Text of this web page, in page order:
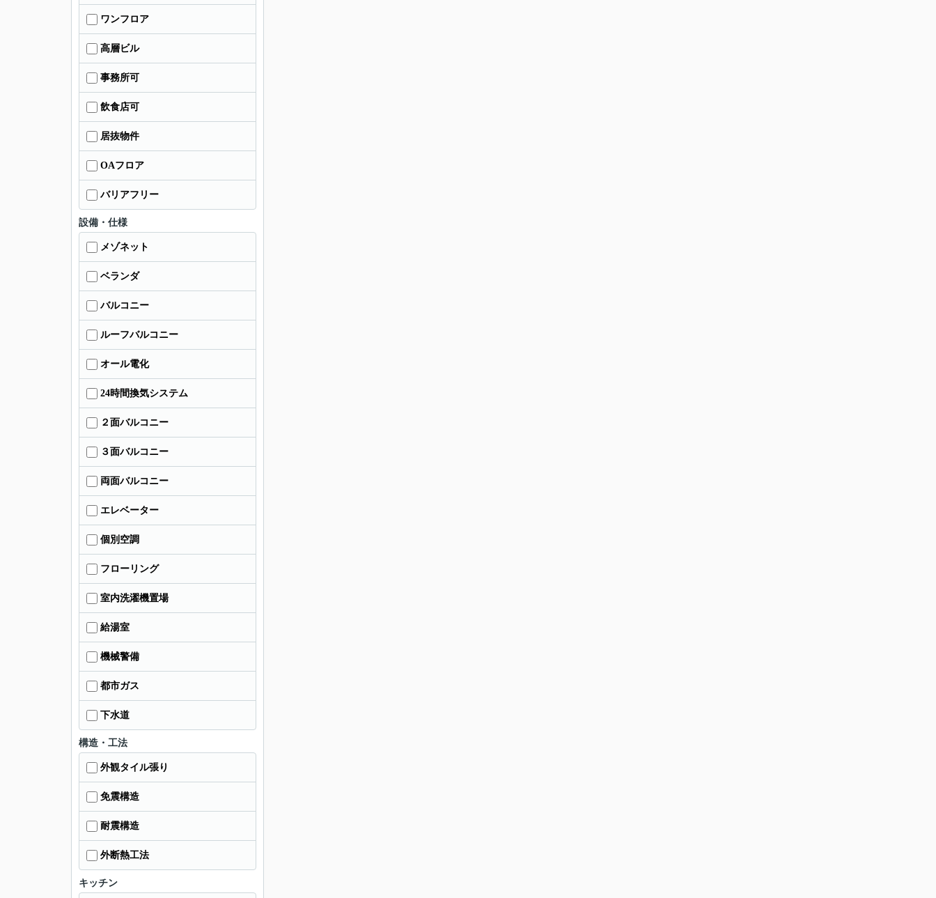
ワンフロア
高層ビル
事務所可
飲食店可
居抜物件
OAフロア
バリアフリー
設備・仕様
メゾネット
ベランダ
バルコニー
ルーフバルコニー
オール電化
24時間換気システム
２面バルコニー
３面バルコニー
両面バルコニー
エレベーター
個別空調
フローリング
室内洗濯機置場
給湯室
機械警備
都市ガス
下水道
構造・工法
外観タイル張り
免震構造
耐震構造
外断熱工法
キッチン